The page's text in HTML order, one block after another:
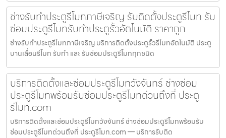
ช่างรับทำประตูรีโมทภาษีเจริญ รับติดตั้งประตูรีโมท รับ
ซ่อมประตูรีโมทรับทำประตูรั้วอัตโนมัติ ราคาถูก
ช่างรับทำประตูรีโมทภาษีเจริญ บริการติดตั้งประตูรั้วรีโมทอัตโนมัติ ประตู
บานเลื่อนรีโมท รับทำ และ รับซ่อมประตูรีโมททุกชนิด
บริการติดตั้งและซ่อมประตูรีโมทวังจันทร์ ช่างซ่อม
ประตูรีโมทพร้อมรับซ่อมประตูรีโมทด่วนถึงที่ ประตู
รีโมท.com
บริการติดตั้งและซ่อมประตูรีโมทวังจันทร์ ช่างซ่อมประตูรีโมทพร้อมรับ
ซ่อมประตูรีโมทด่วนถึงที่ ประตูรีโมท.com — บริการรับติด